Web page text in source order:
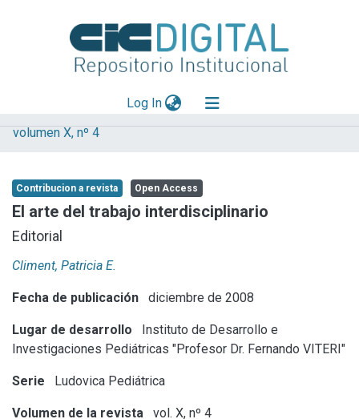
Log In(current)
Explorar
Aportar material
Statistics
volumen X, nº 4
Contribucion a revista Open Access
El arte del trabajo interdisciplinario
Editorial
Climent, Patricia E.
Fecha de publicación diciembre de 2008
Lugar de desarrollo
Instituto de Desarrollo e
Investigaciones Pediátricas "Profesor Dr. Fernando VITERI"
Serie Ludovica Pediátrica
Volumen de la revista vol. X, nº 4